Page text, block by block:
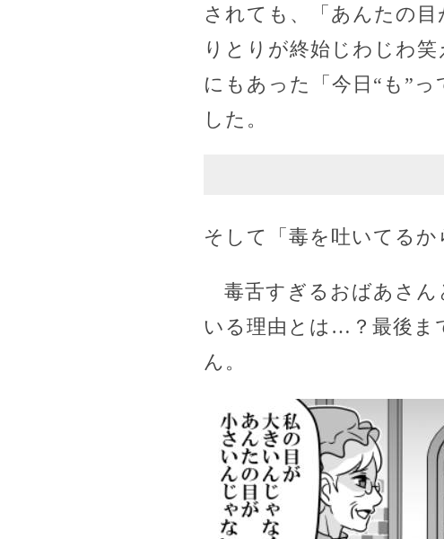
されても、「あんたの
りとりが終始じわじわ
にもあった「今日“も”
した。
そして「毒を吐いてる
毒舌すぎるおばあさん
いる理由とは…？最後ま
ん。